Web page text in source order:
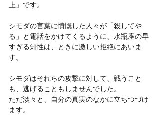
上」です。
シモダの言葉に憤慨した人々が「殺してや
る」と電話をかけてくるように、水瓶座の早
すぎる知性は、ときに激しい拒絶にあいま
す。
シモダはそれらの攻撃に対して、戦うこと
も、逃げることもしませんでした。
ただ淡々と、自分の真実のなかに立ちつづけ
ます。